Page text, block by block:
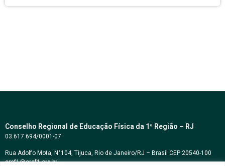
Conselho Regional de Educação Física da 1ª Região – RJ
03.617.694/0001-07
Rua Adolfo Mota, N°104, Tijuca, Rio de Janeiro/RJ – Brasil CEP 20540-100
cref1@cref1.org.br